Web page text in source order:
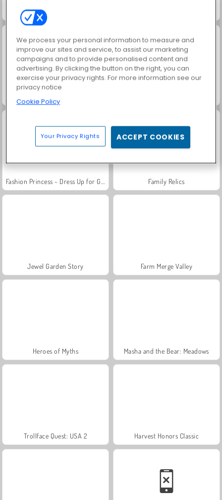
Scala 40
Family Relics
Jewel Garden Story Farm Merge Valley
Heroes of Myths Masha and the Bear: Meadows
Trollface Quest: USA 2 Harvest Honors Classic
We process your personal information to measure and
improve our sites and service, to assist our marketing
campaigns and to provide personalised content and
advertising. By clicking the button on the right, you can
exercise your privacy rights. For more information see our
privacy notice
Cookie Policy
Your Privacy Rights ACCEPT COOKIES